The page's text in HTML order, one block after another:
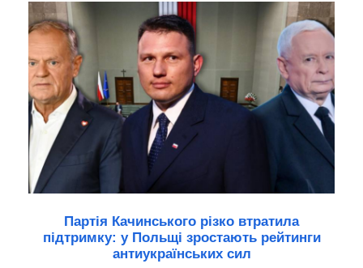
Партія Качинського різко втратила
підтримку: у Польщі зростають рейтинги
антиукраїнських сил